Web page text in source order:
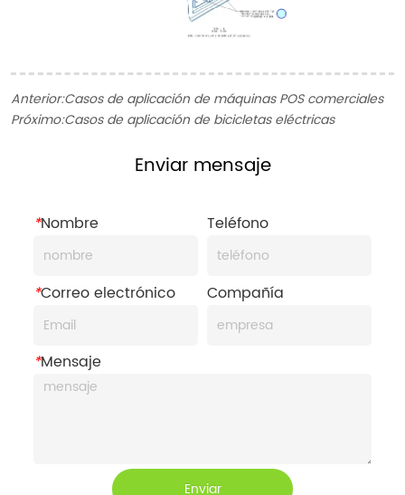
Anterior:Casos de aplicación de máquinas POS comerciales
Próximo:Casos de aplicación de bicicletas eléctricas
Enviar mensaje
*Nombre Teléfono
*Correo electrónico Compañía
*Mensaje
Enviar